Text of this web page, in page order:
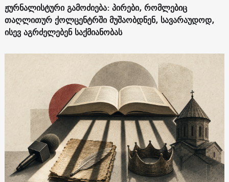
ჟურნალისტური გამოძიება: პირები, რომლებიც
თაღლითურ ქოლცენტრში მუშაობდნენ, სავარაუდოდ,
ისევ აგრძელებენ საქმიანობას